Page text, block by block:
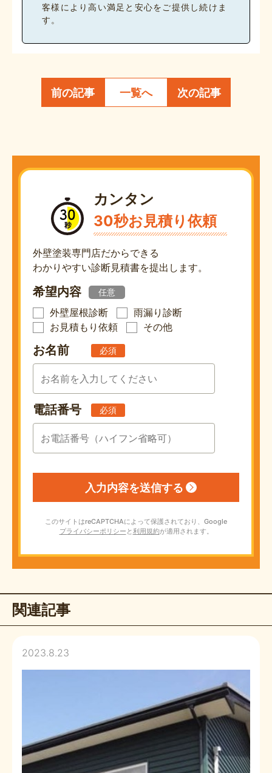
客様により高い満足と安心をご提供し続けま
す。
前の記事 一覧へ 次の記事
カンタン
30秒お見積り依頼
外壁塗装専門店だからできる
わかりやすい診断見積書を提出します。
希望内容 任意
外壁屋根診断
雨漏り診断
お見積もり依頼
その他
お名前 必須
電話番号 必須
このサイトはreCAPTCHAによって保護されており、Google
プライバシーポリシー と利用規約が適用されます。
関連記事
2023.8.23